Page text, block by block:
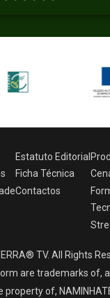
Estatuto Editorial
Ficha Técnica
Contactos
TV. All Rights
are trademarks of,
of,